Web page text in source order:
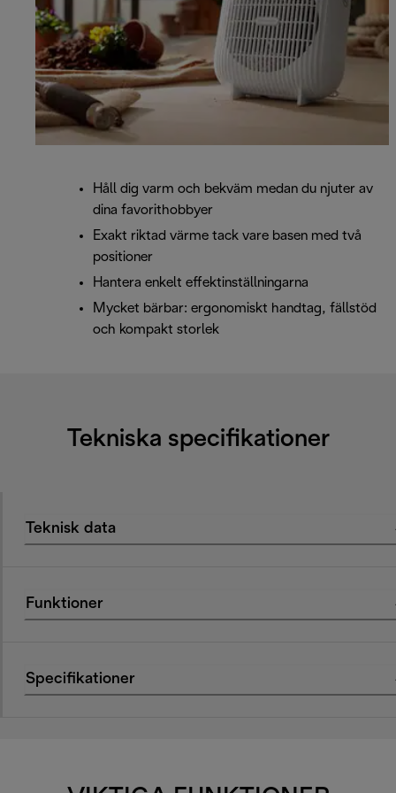
Håll dig varm och bekväm medan du njuter av
dina favorithobbyer
Exakt riktad värme tack vare basen med två
positioner
Hantera enkelt effektinställningarna
Mycket bärbar: ergonomiskt handtag, fällstöd
och kompakt storlek
Tekniska specifikationer
Teknisk data
Funktioner
Specifikationer